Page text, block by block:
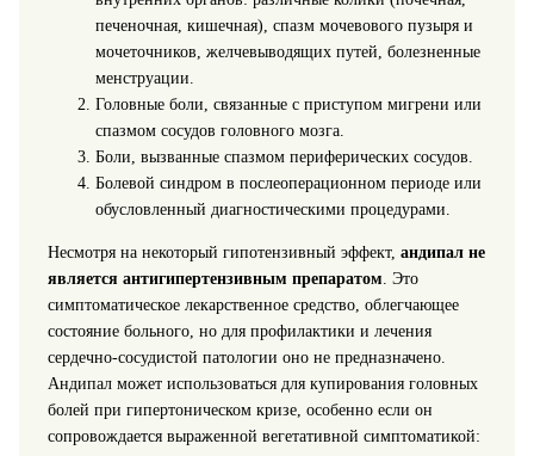
печеночная, кишечная), спазм мочевового пузыря и
мочеточников, желчевыводящих путей, болезненные
менструации.
Головные боли, связанные с приступом мигрени или
спазмом сосудов головного мозга.
Боли, вызванные спазмом периферических сосудов.
Болевой синдром в послеоперационном периоде или
обусловленный диагностическими процедурами.
Несмотря на некоторый гипотензивный эффект, андипал не
является антигипертензивным препаратом. Это
симптоматическое лекарственное средство, облегчающее
состояние больного, но для профилактики и лечения
сердечно-сосудистой патологии оно не предназначено.
Андипал может использоваться для купирования головных
болей при гипертоническом кризе, особенно если он
сопровождается выраженной вегетативной симптоматикой: